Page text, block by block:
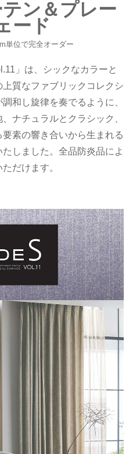
ン＆プレー
ード
単位で完全オーダー
」は、シックなカラーと
質なファブリックコレクシ
和し旋律を奏でるように、
ナチュラルとクラシック、
素の響き合いから生まれる
しました。全品防炎品によ
だけます。